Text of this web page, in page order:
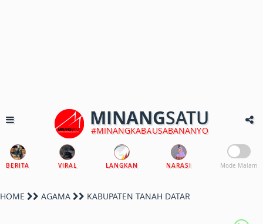
MINANGSATU
#MINANGKABAUSABANANYO
BERITA VIRAL LANGKAN NARASI Mode Malam
HOME AGAMA KABUPATEN TANAH DATAR